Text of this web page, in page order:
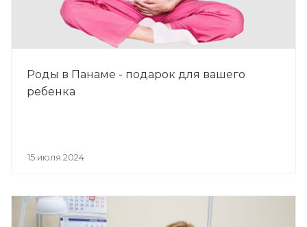
Роды в Панаме - подарок для вашего
ребенка
15 июля 2024